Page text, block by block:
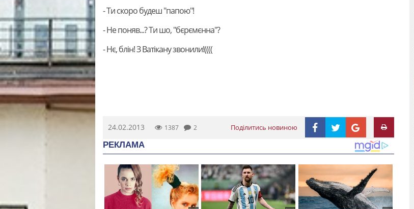
- Ти скоро будеш "папою"!
- Не поняв...? Ти шо, "бєрємєнна"?
- Нє, блін! З Ватікану звонили!((((
24.02.2013 1387 2 Поділитись новиною
РЕКЛАМА